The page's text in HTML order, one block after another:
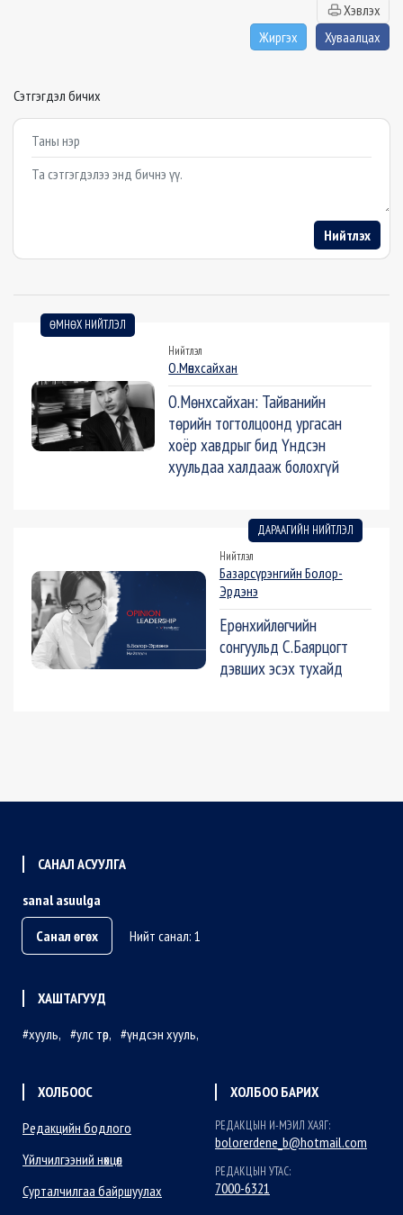
Хэвлэх
Жиргэх
Хуваалцах
Сэтгэгдэл бичих
Example textarea
Нийтлэх
ӨМНӨХ НИЙТЛЭЛ
Нийтлэл
О.Мөнхсайхан
О.Мөнхсайхан: Тайванийн
төрийн тогтолцоонд ургасан
хоёр хавдрыг бид Үндсэн
хуульдаа халдааж болохгүй
ДАРААГИЙН НИЙТЛЭЛ
Нийтлэл
Базарсүрэнгийн Болор-
Эрдэнэ
Ерөнхийлөгчийн
сонгуульд С.Баярцогт
дэвших эсэх тухайд
САНАЛ АСУУЛГА
sanal asuulga
Санал өгөх
Нийт санал: 1
ХАШТАГУУД
хууль
улс төр үндсэн хууль
ХОЛБООС
Редакцийн бодлого
Үйлчилгээний нөхцөл
Сурталчилгаа байршуулах
ХОЛБОО БАРИХ
РЕДАКЦЫН И-МЭИЛ ХАЯГ:
bolorerdene_b@hotmail.com
РЕДАКЦЫН УТАС:
7000-6321